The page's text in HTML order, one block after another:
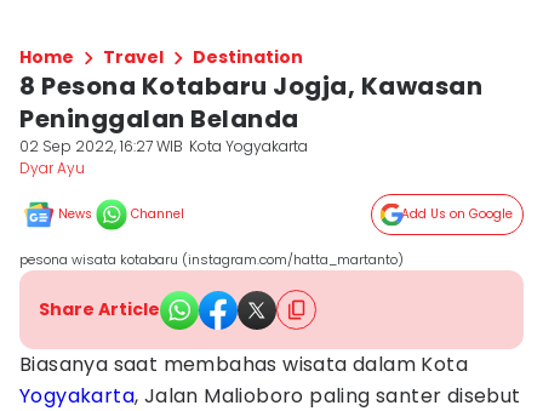
Home Travel Destination
8 Pesona Kotabaru Jogja, Kawasan
Peninggalan Belanda
02 Sep 2022, 16:27 WIB Kota Yogyakarta
Dyar Ayu
News Channel Add Us on Google
pesona wisata kotabaru (instagram.com/hatta_martanto)
Share Article
Biasanya saat membahas wisata dalam Kota
Yogyakarta, Jalan Malioboro paling santer disebut